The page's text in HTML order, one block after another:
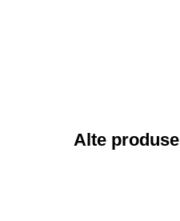
Alte produse